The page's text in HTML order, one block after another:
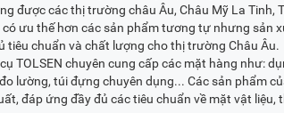
được các thị trường châu Âu, Châu Mỹ La Tinh,
có ưu thế hơn các sản phẩm tương tự nhưng sản
tiêu chuẩn và chất lượng cho thị trường Châu Âu.
TOLSEN chuyên cung cấp các mặt hàng như:
lường, túi đựng chuyên dụng... Các sản phẩm
đáp ứng đầy đủ các tiêu chuẩn về mặt vật liệu,